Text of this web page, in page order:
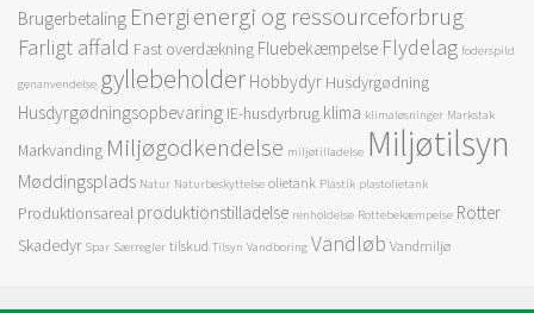
Brugerbetaling Energi energi og ressourceforbrug
Farligt affald Fast overdækning Fluebekæmpelse Flydelag foderspild
genanvendelse gyllebeholder Hobbydyr Husdyrgødning
Husdyrgødningsopbevaring IE-husdyrbrug klima klimaløsninger Markstak
Markvanding Miljøgodkendelse miljøtilladelse Miljøtilsyn
Møddingsplads Natur Naturbeskyttelse olietank Plastik plastolietank
Produktionsareal produktionstilladelse renholdelse Rottebekæmpelse Rotter
Skadedyr Spar Særregler tilskud Tilsyn Vandboring Vandløb Vandmiljø